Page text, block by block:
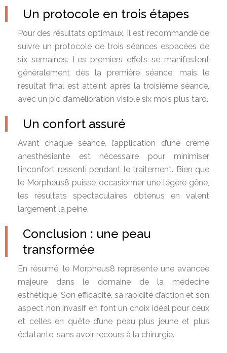
Un protocole en trois étapes
Pour des résultats optimaux, il est recommandé de
suivre un protocole de trois séances espacées de
six semaines. Les premiers effets se manifestent
généralement dès la première séance, mais le
résultat final est atteint après la troisième séance,
avec un pic d’amélioration visible six mois plus tard.
Un confort assuré
Avant chaque séance, l’application d’une crème
anesthésiante est nécessaire pour minimiser
l’inconfort ressenti pendant le traitement. Bien que
le Morpheus8 puisse occasionner une légère gêne,
les résultats spectaculaires obtenus en valent
largement la peine.
Conclusion : une peau
transformée
En résumé, le Morpheus8 représente une avancée
majeure dans le domaine de la médecine
esthétique. Son efficacité, sa rapidité d’action et son
aspect non invasif en font un choix idéal pour ceux
et celles en quête d’une peau plus jeune et plus
éclatante, sans avoir recours à la chirurgie.